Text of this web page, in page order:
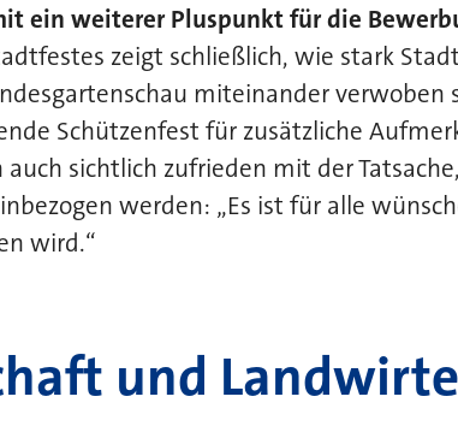
ein weiterer Pluspunkt für die
zeigt schließlich, wie stark
miteinander verwoben
Schützenfest für zusätzliche
auch sichtlich zufrieden mit der
werden: „Es ist für alle
wird.“
und Landwirte